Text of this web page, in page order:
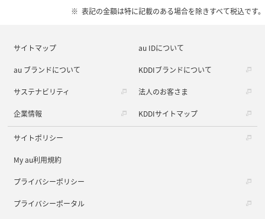
表記の金額は特に記載のある場合を除きすべて税込です。
サイトマップ au IDについて
au ブランドについて KDDIブランドについて
サステナビリティ 法人のお客さま
企業情報 KDDIサイトマップ
サイトポリシー
My au利用規約
プライバシーポリシー
プライバシーポータル